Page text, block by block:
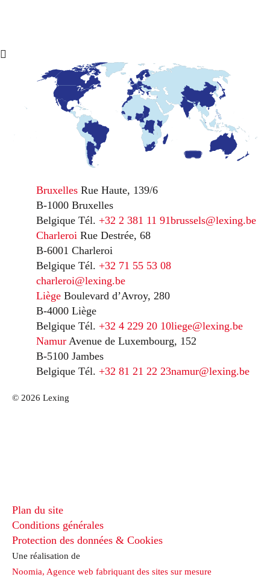
Bruxelles Rue Haute, 139/6
B-1000 Bruxelles
Belgique Tél. +32 2 381 11 91brussels@lexing.be
Charleroi Rue Destrée, 68
B-6001 Charleroi
Belgique Tél. +32 71 55 53 08
charleroi@lexing.be
Liège Boulevard d’Avroy, 280
B-4000 Liège
Belgique Tél. +32 4 229 20 10liege@lexing.be
Namur Avenue de Luxembourg, 152
B-5100 Jambes
Belgique Tél. +32 81 21 22 23namur@lexing.be
© 2026 Lexing
Plan du site
Conditions générales
Protection des données & Cookies
Une réalisation de
Noomia, Agence web fabriquant des sites sur mesure